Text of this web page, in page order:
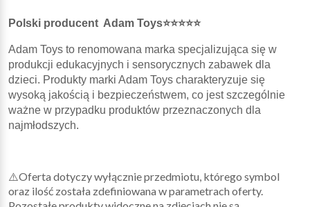
Polski producent Adam Toys⭐⭐⭐⭐⭐
Adam Toys to renomowana marka specjalizująca się w
produkcji edukacyjnych i sensorycznych zabawek dla
dzieci. Produkty marki Adam Toys charakteryzuje się
wysoką jakością i bezpieczeństwem, co jest szczególnie
ważne w przypadku produktów przeznaczonych dla
najmłodszych.
⚠️Oferta dotyczy wyłącznie przedmiotu, którego symbol
oraz ilość została zdefiniowana w parametrach oferty.